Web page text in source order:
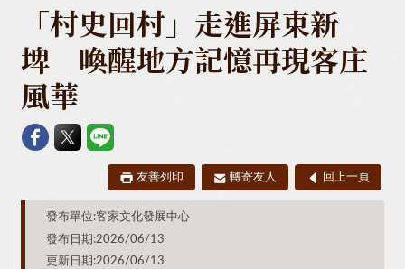
「村史回村」走進屏東新
埤 喚醒地方記憶再現客庄
風華
友善列印 轉寄友人 回上一頁
發布單位:客家文化發展中心
發布日期:2026/06/13
更新日期:2026/06/13